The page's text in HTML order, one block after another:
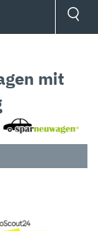
mit